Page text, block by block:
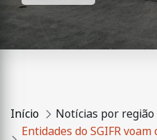
Início
Notícias por região
Entidades do SGIFR